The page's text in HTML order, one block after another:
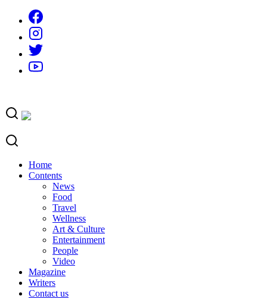
content
Home
Contents
News
Food
Travel
Wellness
Art & Culture
Entertainment
People
Video
Magazine
Writers
Contact us